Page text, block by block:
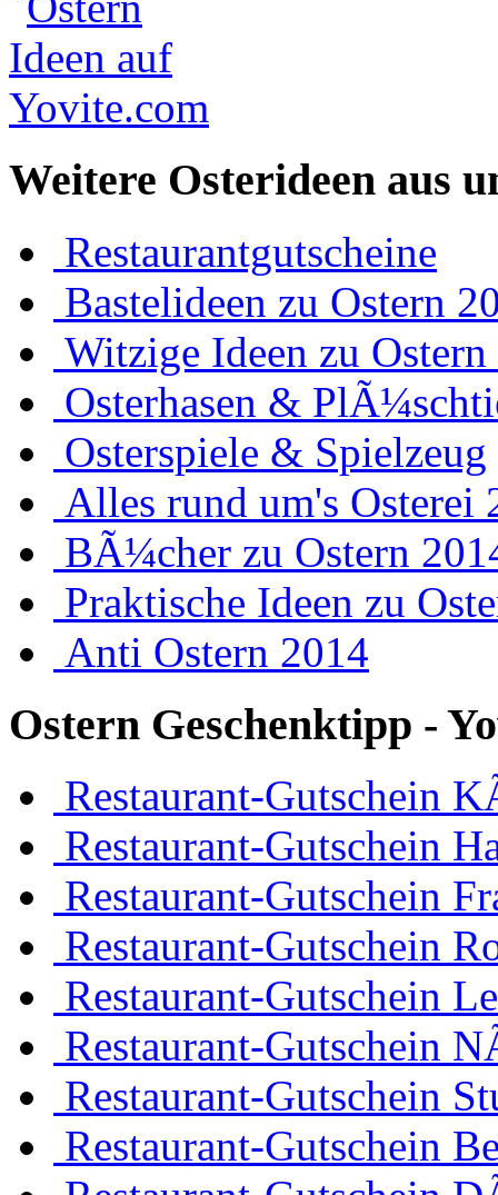
Weitere Osterideen aus
Restaurantgutscheine
Bastelideen zu Ostern
Witzige Ideen zu
Osterhasen &
Osterspiele & Spielzeug
Alles rund um's Osterei
BÃ¼cher zu Ostern
Praktische Ideen zu
Anti Ostern 2014
Ostern Geschenktipp -
Restaurant-Gutschein
Restaurant-Gutschein
Restaurant-Gutschein
Restaurant-Gutschein
Restaurant-Gutschein
Restaurant-Gutschein
Restaurant-Gutschein
Restaurant-Gutschein